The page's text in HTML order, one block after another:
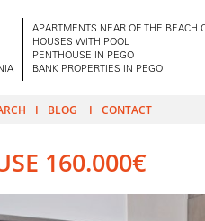
APARTMENTS NEAR OF THE BEACH
HOUSES WITH POOL
PENTHOUSE IN PEGO
BANK PROPERTIES IN PEGO
BLOG CONTACT
160.000€